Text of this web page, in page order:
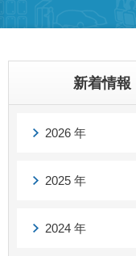
新着情報
2026 年
2025 年
2024 年